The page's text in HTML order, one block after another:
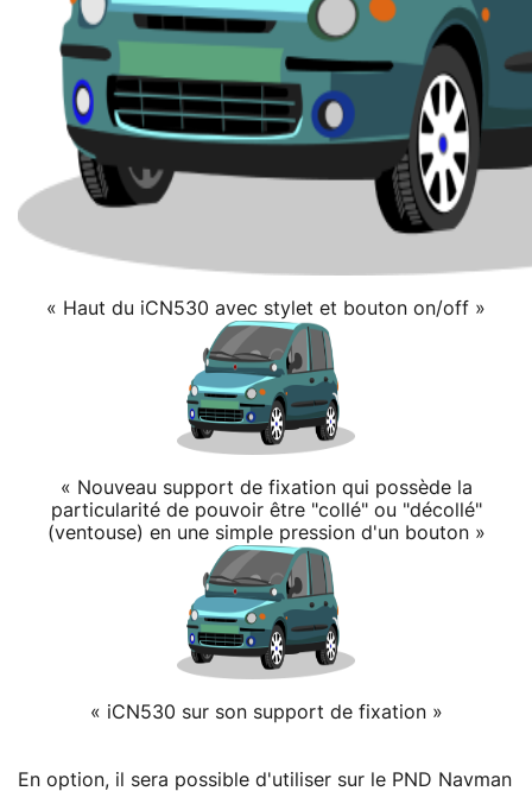
« Haut du iCN530 avec stylet et bouton on/off »
« Nouveau support de fixation qui possède la
particularité de pouvoir être "collé" ou "décollé"
(ventouse) en une simple pression d'un bouton »
« iCN530 sur son support de fixation »
En option, il sera possible d'utiliser sur le PND Navman